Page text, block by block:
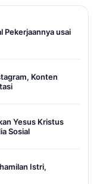
Pekerjaannya usai
Konten
Yesus Kristus
Sosial
Istri,